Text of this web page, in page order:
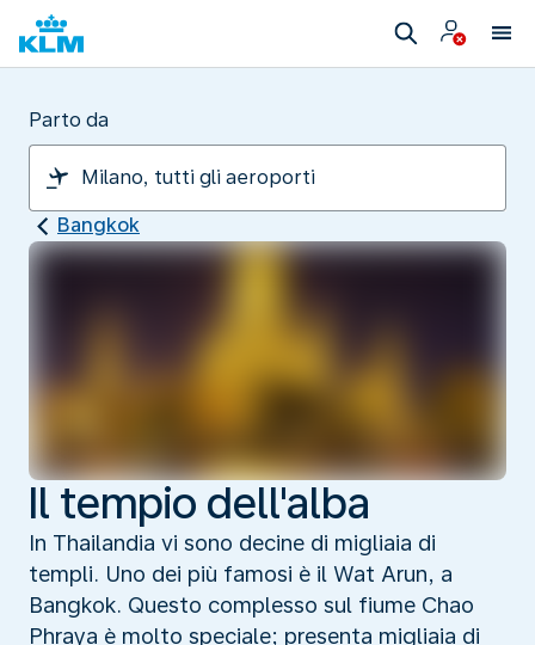
Parto da
Bangkok
Il tempio dell'alba
In Thailandia vi sono decine di migliaia di
templi. Uno dei più famosi è il Wat Arun, a
Bangkok. Questo complesso sul fiume Chao
Phraya è molto speciale; presenta migliaia di